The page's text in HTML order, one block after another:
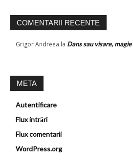
COMENTARII RECENTE
Grigor Andreea la Dans sau visare,
META
Autentificare
Flux intrări
Flux comentarii
WordPress.org